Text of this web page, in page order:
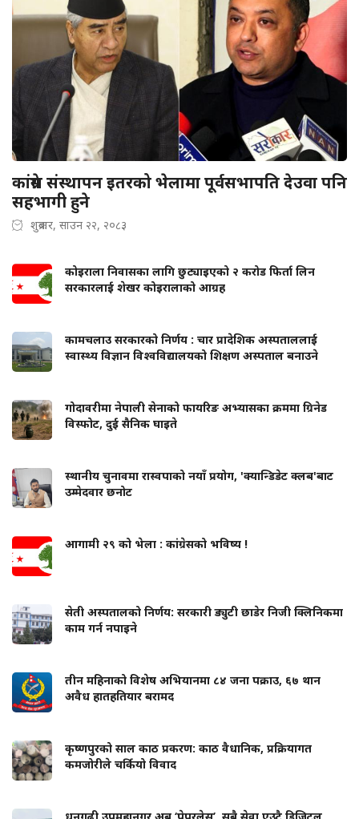
कांग्रेस संस्थापन इतरको भेलामा पूर्वसभापति देउवा पनि
सहभागी हुने
शुक्रबार, साउन २२, २०८३
कोइराला निवासका लागि छुट्याइएको २ करोड फिर्ता लिन
सरकारलाई शेखर कोइरालाको आग्रह
कामचलाउ सरकारको निर्णय : चार प्रादेशिक अस्पताललाई
स्वास्थ्य विज्ञान विश्वविद्यालयको शिक्षण अस्पताल बनाउने
गोदावरीमा नेपाली सेनाको फायरिङ अभ्यासका क्रममा ग्रिनेड
विस्फोट, दुई सैनिक घाइते
स्थानीय चुनावमा रास्वपाको नयाँ प्रयोग, 'क्यान्डिडेट क्लब'बाट
उम्मेदवार छनोट
आगामी २९ को भेला : कांग्रेसको भविष्य !
सेती अस्पतालको निर्णय: सरकारी ड्युटी छाडेर निजी क्लिनिकमा
काम गर्न नपाइने
तीन महिनाको विशेष अभियानमा ८४ जना पक्राउ, ६७ थान
अवैध हातहतियार बरामद
कृष्णपुरको साल काठ प्रकरण: काठ वैधानिक, प्रक्रियागत
कमजोरीले चर्कियो विवाद